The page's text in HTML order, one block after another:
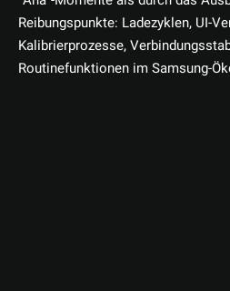
Reibungspunkte: Ladezyklen, UI-
Kalibrierprozesse,
Routinefunktionen im Samsung-